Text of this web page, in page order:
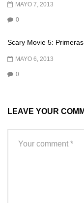
MAYO 7, 2013
0
Scary Movie 5:
MAYO 6, 2013
0
LEAVE YOUR